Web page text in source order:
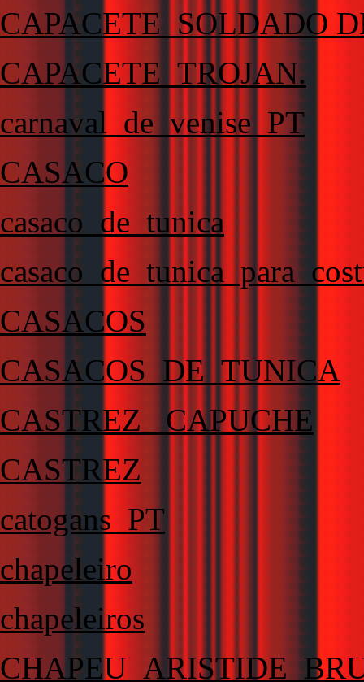
CAPACETE_SOLDADO
CAPACETE_TROJAN.
carnaval_de_venise_PT
CASACO
casaco_de_tunica
CASACOS
CASACOS_DE_TUNICA
CASTREZ _CAPUCHE
CASTREZ
catogans_PT
chapeleiro
chapeleiros